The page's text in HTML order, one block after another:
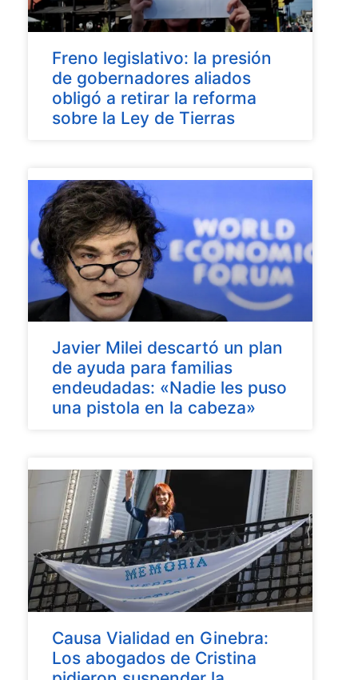
Freno legislativo: la presión
de gobernadores aliados
obligó a retirar la reforma
sobre la Ley de Tierras
Javier Milei descartó un plan
de ayuda para familias
endeudadas: «Nadie les puso
una pistola en la cabeza»
Causa Vialidad en Ginebra:
Los abogados de Cristina